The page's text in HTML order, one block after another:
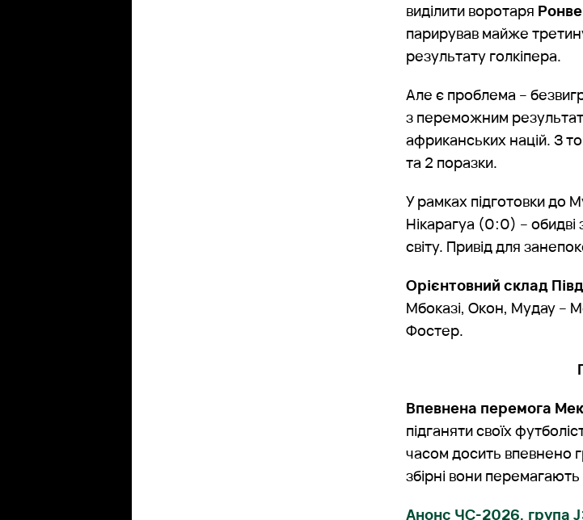
виділити воротаря
парирував майже
результату голкіпера.
Але є проблема –
з переможним
африканських націй. З
та 2 поразки.
У рамках підготовки до
Нікарагуа (0:0) – обидві
світу. Привід для
Орієнтовний склад
Мбоказі, Окон, Мудау –
Фостер.
Впевнена перемога
підганяти своїх
часом досить впевнено
збірні вони
Анонс ЧС-2026, група